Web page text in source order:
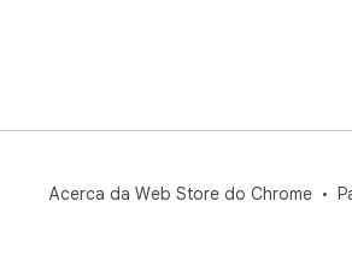
Acerca da Web Store do Chrome